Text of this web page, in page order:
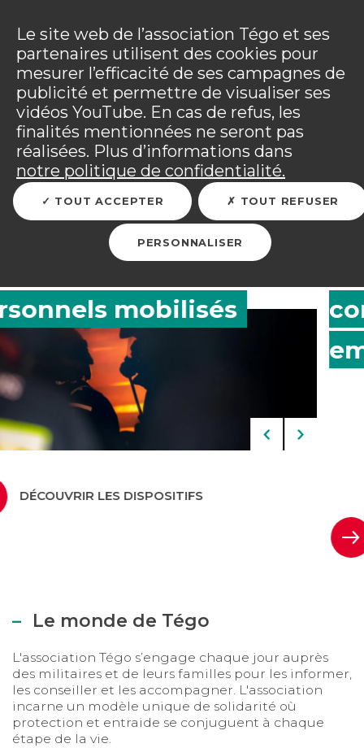
adhérents sinistrés et les personnels mobilisés.
Tous les détails dansvotre espace adhérent.
Vous êtes sur le site Tégo
l’Association Tégo
engage une consultation
du marché pour ses
contrats d’assurance
emprunteur
Le monde de Tégo
L'association Tégo s’engage chaque jour auprès
des militaires et de leurs familles pour les informer,
les conseiller et les accompagner. L'association
incarne un modèle unique de solidarité où
protection et entraide se conjuguent à chaque
étape de la vie.
Le site web de l’association Tégo et ses
partenaires utilisent des cookies pour
mesurer l’efficacité de ses campagnes de
publicité et permettre de visualiser ses
vidéos YouTube. En cas de refus, les
finalités mentionnées ne seront pas
réalisées. Plus d’informations dans
notre politique de confidentialité.
TOUT ACCEPTER TOUT REFUSER
PERSONNALISER